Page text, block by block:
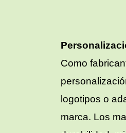
Como
logotipos o
marca. Los